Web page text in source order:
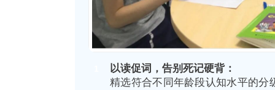
以读促词，告别死记硬背：
精选符合不同年龄段认知水平的分